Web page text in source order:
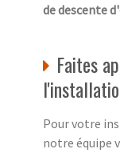
de descente
Faites
Pour votre
notre équipe